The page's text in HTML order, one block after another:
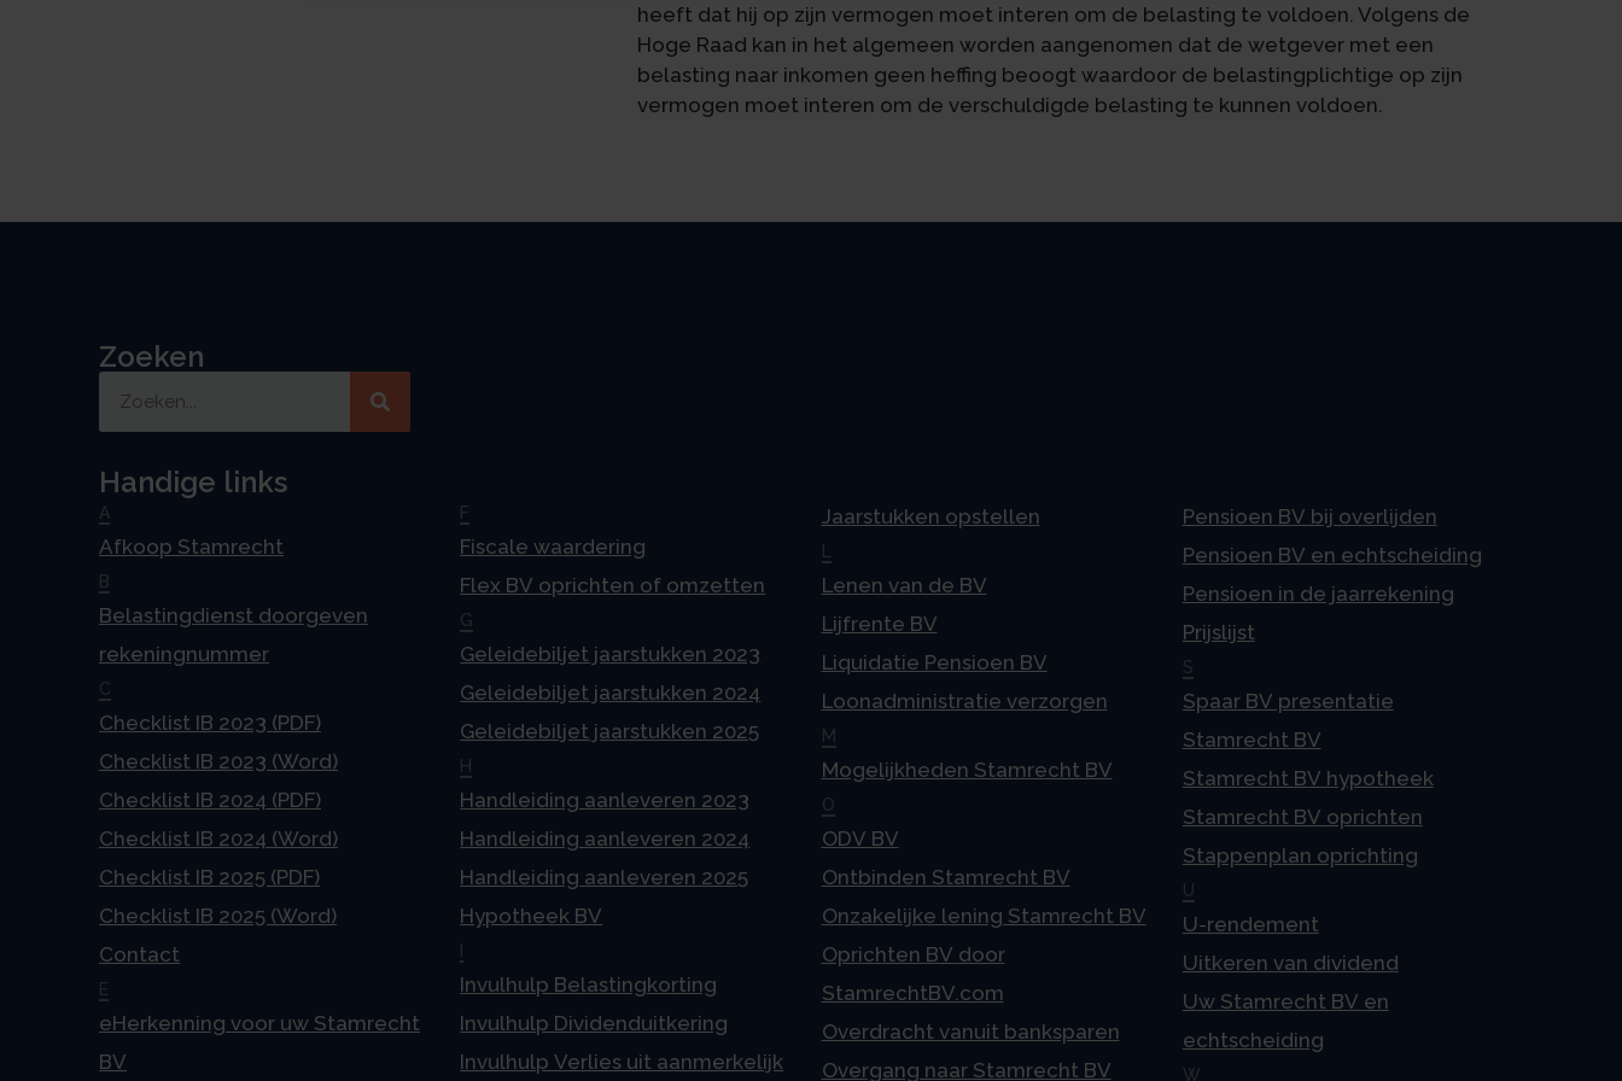
heeft dat hij op zijn vermogen moet interen om de belasting te voldoen. Volgens de
Hoge Raad kan in het algemeen worden aangenomen dat de wetgever met een
belasting naar inkomen geen heffing beoogt waardoor de belastingplichtige op zijn
vermogen moet interen om de verschuldigde belasting te kunnen voldoen.
Zoeken
Handige links
A
Afkoop Stamrecht
B
Belastingdienst doorgeven
rekeningnummer
C
Checklist IB 2023 (PDF)
Checklist IB 2023 (Word)
Checklist IB 2024 (PDF)
Checklist IB 2024 (Word)
Checklist IB 2025 (PDF)
Checklist IB 2025 (Word)
Contact
E
eHerkenning voor uw Stamrecht
BV
F
Fiscale waardering
Flex BV oprichten of omzetten
G
Geleidebiljet jaarstukken 2023
Geleidebiljet jaarstukken 2024
Geleidebiljet jaarstukken 2025
H
Handleiding aanleveren 2023
Handleiding aanleveren 2024
Handleiding aanleveren 2025
Hypotheek BV
Invulhulp Belastingkorting
Invulhulp Dividenduitkering
Invulhulp Verlies uit aanmerkelijk
Jaarstukken opstellen
L
Lenen van de BV
Lijfrente BV
Liquidatie Pensioen BV
Loonadministratie verzorgen
M
Mogelijkheden Stamrecht BV
O
ODV BV
Ontbinden Stamrecht BV
Onzakelijke lening Stamrecht BV
Oprichten BV door
StamrechtBV.com
Overdracht vanuit banksparen
Overgang naar Stamrecht BV
Pensioen BV bij overlijden
Pensioen BV en echtscheiding
Pensioen in de jaarrekening
Prijslijst
S
Spaar BV presentatie
Stamrecht BV
Stamrecht BV hypotheek
Stamrecht BV oprichten
Stappenplan oprichting
U
U-rendement
Uitkeren van dividend
Uw Stamrecht BV en
echtscheiding
W